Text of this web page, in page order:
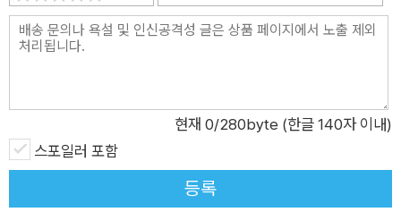
다”라거나 “나는 너를 좋아진다”(「말은 말에게 가려고」)와 같은
문장, “나는 미래를 기억하고 있었다”(「명화 극장」) 같은 비문들.
話)”(「눈[目]의 말」)와 같은 구절을 곰곰 되짚어보면, 시인에게
비문은 그저 수사의 한 방법으로 그치는 것이 아닌 삶의 태도이자
불가능한 글쓰기의 한 방식임을 알 수 있다. “매 순간 새로 쓰는
유언”(「마음에 내리는 마음」), “서로의 눈동자 가만가만 들여다
현재 0/280byte (한글 140자 이내)
스포일러 포함
등록